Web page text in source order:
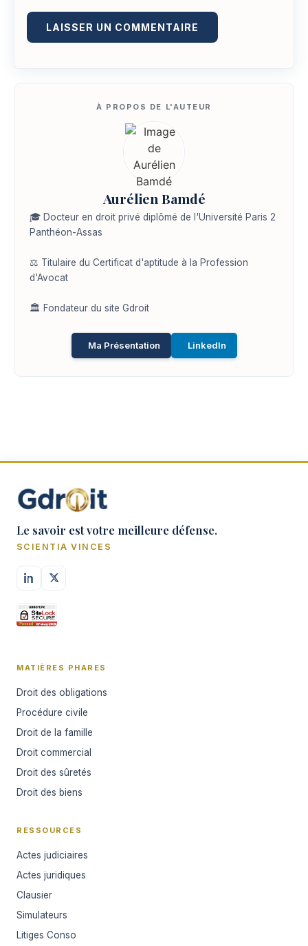
Aurélien Bamdé
🎓 Docteur en droit privé diplômé de l'Université Paris 2
Panthéon-Assas
⚖️ Titulaire du Certificat d'aptitude à la Profession
d'Avocat
🏛️ Fondateur du site Gdroit
Ma Présentation LinkedIn
Le savoir est votre meilleure défense.
SCIENTIA VINCES
MATIÈRES PHARES
Droit des obligations
Procédure civile
Droit de la famille
Droit commercial
Droit des sûretés
Droit des biens
RESSOURCES
Actes judiciaires
Actes juridiques
Clausier
Simulateurs
Litiges Conso